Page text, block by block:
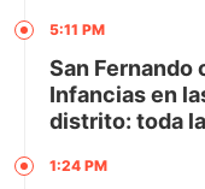
5:11 PM
San Fernando
Infancias en
distrito: toda
1:24 PM